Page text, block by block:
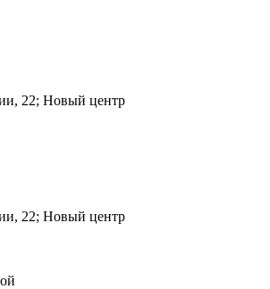
22; Новый центр
22; Новый центр